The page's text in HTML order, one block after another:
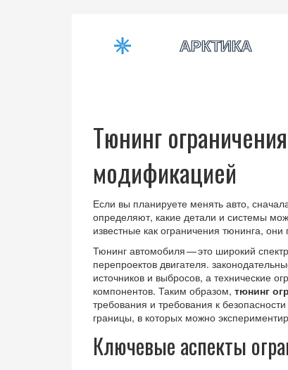
Тюнинг
модификацией
Если вы планируете менять авто,
определяют, какие детали и системы
известные как ограничения тюнинга, они
Тюнинг автомобиля— это широкий
перепроектов двигателя.
источников и выбросов, а технические
компонентов. Таким образом, тюнинг
требования и требования к безопасности
границы, в которых можно
Ключевые аспекты